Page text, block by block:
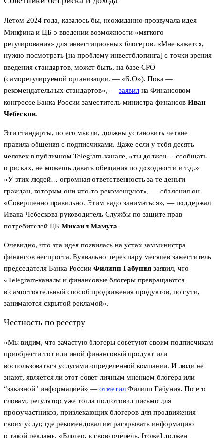
Летом 2024 года, казалось бы, неожиданно прозвучала идея
Минфина и ЦБ о введении возможности «мягкого
регулирования» для инвестиционных блогеров. «Мне кажется,
нужно посмотреть [на проблему инвестблогинга] с точки зрения
введения стандартов, может быть, на базе СРО
(саморегулируемой организации. — «Б.О»). Пока —
рекомендательных стандартов», — заявил на Финансовом
конгрессе Банка России заместитель министра финансов Иван
Чебесков.
Эти стандарты, по его мысли, должны установить четкие
правила общения с подписчиками. Даже если у тебя десять
человек в публичном Telegram-канале, «ты должен… сообщать
о рисках, не можешь давать обещания по доходности и т.д.».
«У этих людей… огромная ответственность за те деньги
граждан, которым они что-то рекомендуют», — объяснил он.
«Совершенно правильно. Этим надо заниматься», — поддержал
Ивана Чебескова руководитель Службы по защите прав
потребителей ЦБ Михаил Мамута.
Очевидно, что эта идея появилась на устах замминистра
финансов неспроста. Буквально через пару месяцев заместитель
председателя Банка России Филипп Габуния заявил, что
«Telegram-каналы и финансовые блогеры превращаются
в самостоятельный способ продвижения продуктов, по сути,
занимаются скрытой рекламой».
Честность по реестру
«Мы видим, что зачастую блогеры советуют своим подписчикам
приобрести тот или иной финансовый продукт или
воспользоваться услугами определенной компании. И люди не
знают, является ли этот совет личным мнением блогера или
“заказной” информацией» — отметил Филипп Габуния. По его
словам, регулятор уже тогда подготовил письмо для
профучастников, привлекающих блогеров для продвижения
своих услуг, где рекомендовал им раскрывать информацию
о такой рекламе. «Блогер, в свою очередь, [тоже] должен